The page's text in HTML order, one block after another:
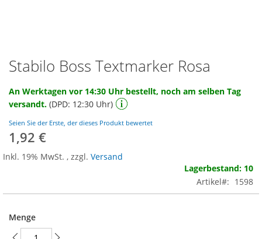
Zum
Anfang
der
Bildgalerie
springen
Stabilo Boss Textmarker Rosa
An Werktagen vor 14:30 Uhr bestellt, noch am selben Tag
versandt. (DPD: 12:30 Uhr)
Seien Sie der Erste, der dieses Produkt bewertet
1,92 €
Inkl. 19% MwSt. , zzgl. Versand
Lagerbestand: 10
Artikel
1598
Menge